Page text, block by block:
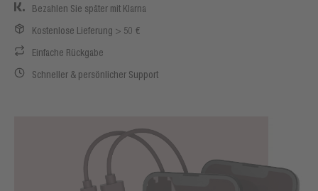
Bezahlen Sie später mit Klarna
Kostenlose Lieferung > 50 €
Einfache Rückgabe
Schneller & persönlicher Support